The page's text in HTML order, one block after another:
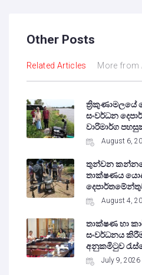
Other Posts
Related Articles More from
සංවර්ධන
වාරිමාර්ග
August 6,
තුන්වන
තාක්ෂණය
August 4,
තාක්ෂණ හා
සංවර්ධනය
අනුකමිටුව
July 9, 2026